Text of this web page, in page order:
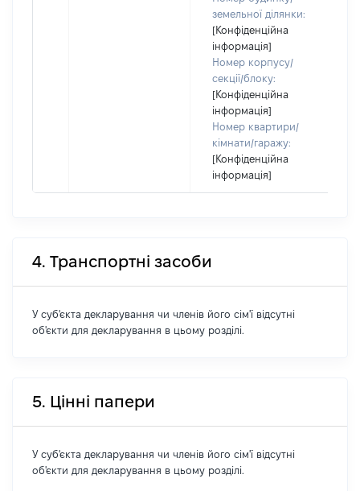
земельної ділянки:
[Конфіденційна
інформація]
Номер корпусу/
секції/блоку:
[Конфіденційна
інформація]
Номер квартири/
кімнати/гаражу:
[Конфіденційна
інформація]
4. Транспортні засоби
У суб'єкта декларування чи членів його сім'ї відсутні
об'єкти для декларування в цьому розділі.
5. Цінні папери
У суб'єкта декларування чи членів його сім'ї відсутні
об'єкти для декларування в цьому розділі.